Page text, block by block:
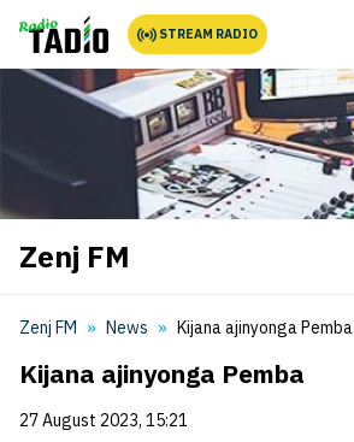
STREAM RADIO
Zenj FM
Zenj FM News Kijana ajinyonga Pemba
Kijana ajinyonga Pemba
27 August 2023, 15:21